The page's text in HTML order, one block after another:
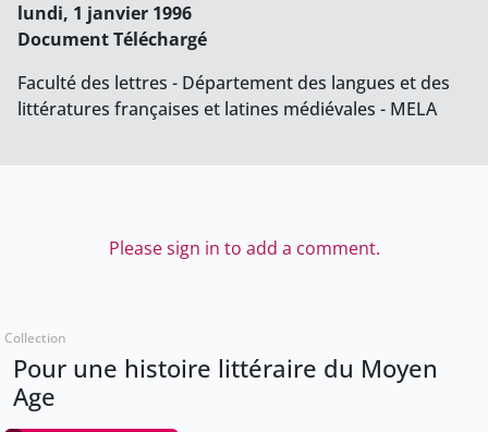
lundi, 1 janvier 1996
Document Téléchargé
Faculté des lettres - Département des langues et des
littératures françaises et latines médiévales - MELA
Please sign in to add a comment.
Collection
Pour une histoire littéraire du Moyen
Age